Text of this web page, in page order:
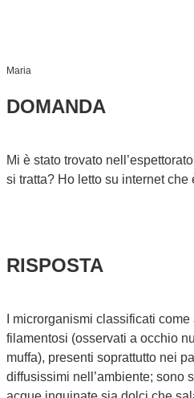
Maria
DOMANDA
Mi è stato trovato nell’espettorato
si tratta? Ho letto su internet
RISPOSTA
I microrganismi classificati come
filamentosi (osservati a occhio
muffa), presenti soprattutto nei
diffusissimi nell’ambiente; sono